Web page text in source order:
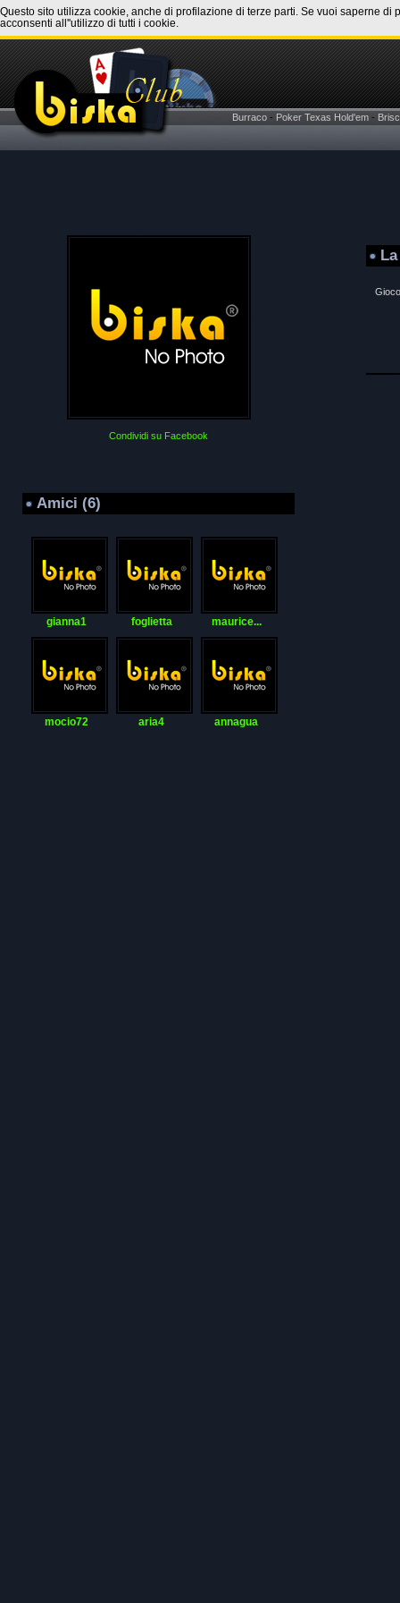
Questo sito utilizza cookie, anche di profilazione di terze parti. Se vuoi saperne
acconsenti all''utilizzo di tutti i cookie.
Burraco - Poker Texas Hold'em -
Condividi su Facebook
Amici (6)
gianna1 foglietta maurice...
mocio72 aria4 annagua